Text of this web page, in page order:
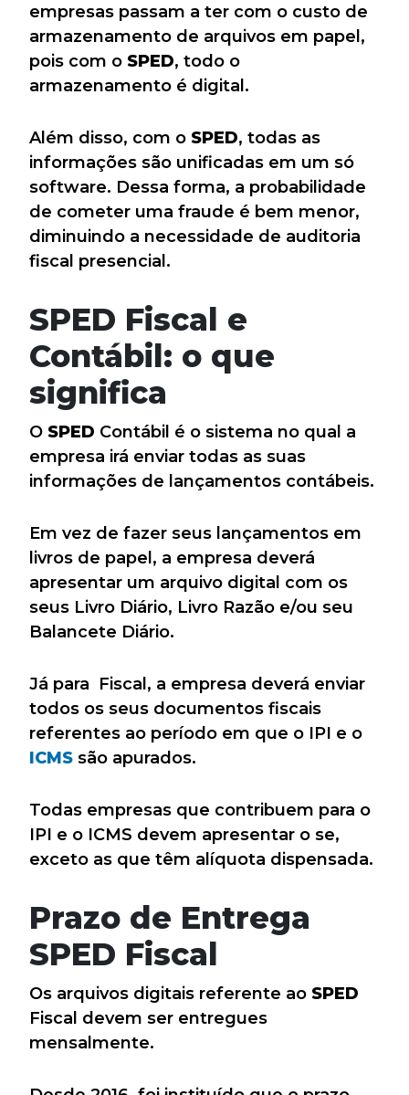
empresas passam a ter com o custo de
armazenamento de arquivos em papel,
pois com o SPED, todo o
armazenamento é digital.
Além disso, com o SPED, todas as
informações são unificadas em um só
software. Dessa forma, a probabilidade
de cometer uma fraude é bem menor,
diminuindo a necessidade de auditoria
fiscal presencial.
SPED Fiscal e
Contábil: o que
significa
O SPED Contábil é o sistema no qual a
empresa irá enviar todas as suas
informações de lançamentos contábeis.
Em vez de fazer seus lançamentos em
livros de papel, a empresa deverá
apresentar um arquivo digital com os
seus Livro Diário, Livro Razão e/ou seu
Balancete Diário.
Já para Fiscal, a empresa deverá enviar
todos os seus documentos fiscais
referentes ao período em que o IPI e o
ICMS são apurados.
Todas empresas que contribuem para o
IPI e o ICMS devem apresentar o se,
exceto as que têm alíquota dispensada.
Prazo de Entrega
SPED Fiscal
Os arquivos digitais referente ao SPED
Fiscal devem ser entregues
mensalmente.